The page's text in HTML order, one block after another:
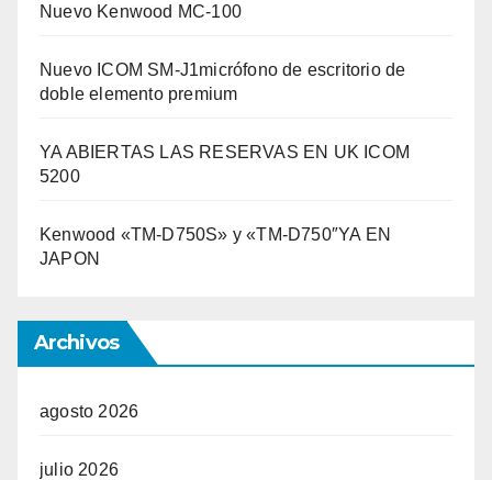
Nuevo Kenwood MC-100
Nuevo ICOM SM-J1micrófono de escritorio de
doble elemento premium
YA ABIERTAS LAS RESERVAS EN UK ICOM
5200
Kenwood «TM-D750S» y «TM-D750″YA EN
JAPON
Archivos
agosto 2026
julio 2026